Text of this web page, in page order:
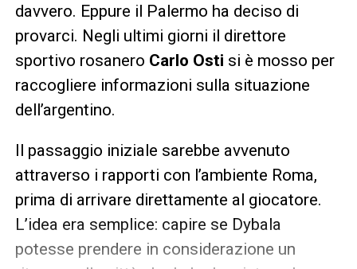
davvero. Eppure il Palermo ha deciso di
provarci. Negli ultimi giorni il direttore
sportivo rosanero Carlo Osti si è mosso per
raccogliere informazioni sulla situazione
dell’argentino.
Il passaggio iniziale sarebbe avvenuto
attraverso i rapporti con l’ambiente Roma,
prima di arrivare direttamente al giocatore.
L’idea era semplice: capire se Dybala
potesse prendere in considerazione un